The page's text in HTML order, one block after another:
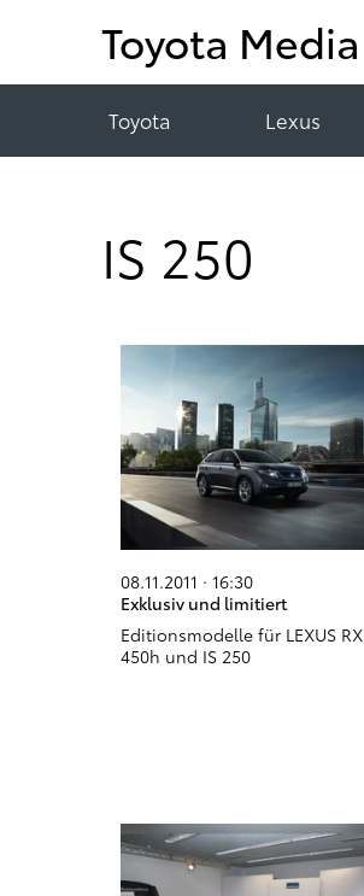
Toyota Media
Toyota Lexus
IS 250
08.11.2011 · 16:30
Exklusiv und limitiert
Editionsmodelle für LEXUS RX
450h und IS 250